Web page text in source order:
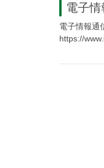
電子
電子情報通
https://